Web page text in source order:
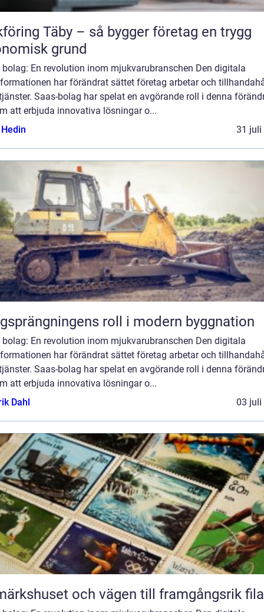
Täby – så bygger företag en trygg
grund
bolag: En revolution inom mjukvarubranschen Den digitala
har förändrat sättet företag arbetar och
Saas-bolag har spelat en avgörande roll i denna
att erbjuda innovativa lösningar o...
31 juli
roll i modern byggnation
bolag: En revolution inom mjukvarubranschen Den digitala
har förändrat sättet företag arbetar och
Saas-bolag har spelat en avgörande roll i denna
att erbjuda innovativa lösningar o...
Dahl
03 juli
och vägen till framgångsrik